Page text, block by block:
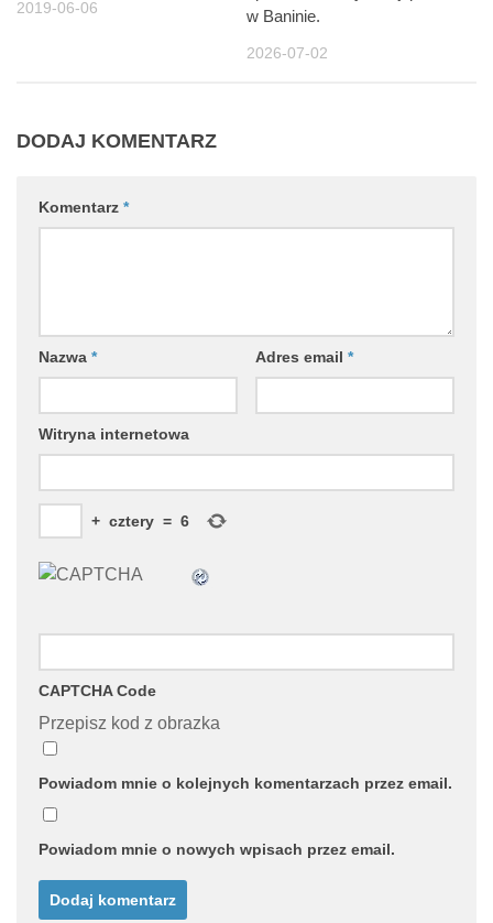
2019-06-06
w Baninie.
2026-07-02
DODAJ KOMENTARZ
Komentarz *
Nazwa * Adres email *
Witryna internetowa
+ cztery = 6
CAPTCHA Code
Przepisz kod z obrazka
Powiadom mnie o kolejnych komentarzach przez email.
Powiadom mnie o nowych wpisach przez email.